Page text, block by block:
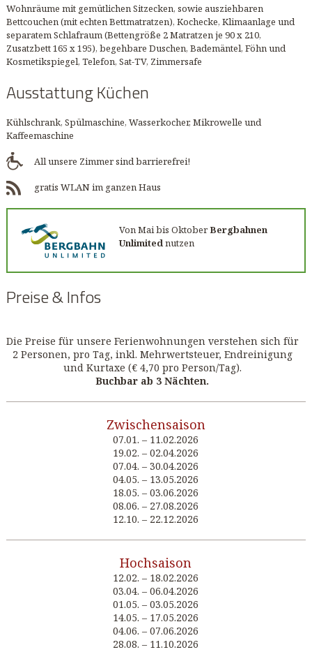
Wohnräume mit gemütlichen Sitzecken, sowie ausziehbaren
Bettcouchen (mit echten Bettmatratzen), Kochecke, Klimaanlage und
separatem Schlafraum (Bettengröße 2 Matratzen je 90 x 210,
Zusatzbett 165 x 195), begehbare Duschen, Bademäntel, Föhn und
Kosmetikspiegel, Telefon, Sat-TV, Zimmersafe
Ausstattung Küchen
Kühlschrank, Spülmaschine, Wasserkocher, Mikrowelle und
Kaffeemaschine
All unsere Zimmer sind barrierefrei!
gratis WLAN im ganzen Haus
Von Mai bis OktoberBergbahnen
Unlimitednutzen
Preise & Infos
Die Preise für unsere Ferienwohnungen verstehen sich für
2 Personen, pro Tag, inkl. Mehrwertsteuer, Endreinigung
und Kurtaxe (€ 4,70 pro Person/Tag).
Buchbar ab 3 Nächten.
Zwischensaison
07.01. – 11.02.2026
19.02. – 02.04.2026
07.04. – 30.04.2026
04.05. – 13.05.2026
18.05. – 03.06.2026
08.06. – 27.08.2026
12.10. – 22.12.2026
Hochsaison
12.02. – 18.02.2026
03.04. – 06.04.2026
01.05. – 03.05.2026
14.05. – 17.05.2026
04.06. – 07.06.2026
28.08. – 11.10.2026